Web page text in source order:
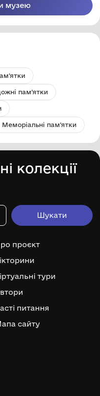
музею
пам'ятки
Меморіальні пам'ятки
колекції
проєкт
тури
питання
сайту